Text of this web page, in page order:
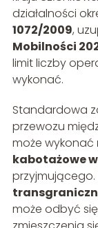
działalności
1072/2009,
Mobilności
limit liczby
wykonać.
Standardowa
przewozu
może wykonać
kabotażowe
przyjmującego.
może odbyć